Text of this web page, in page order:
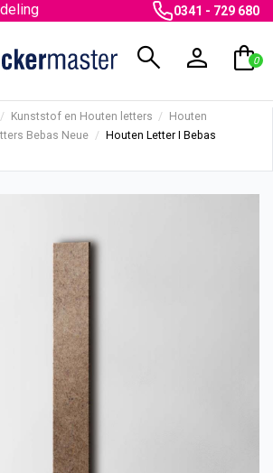
0341 - 729 680
search person shopping_bag
0
Kunststof en Houten letters
Houten
Bebas Neue
Houten Letter I Bebas